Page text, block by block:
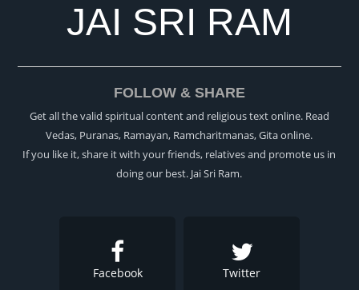
JAI SRI RAM
FOLLOW & SHARE
Get all the valid spiritual content and religious text online. Read
Vedas, Puranas, Ramayan, Ramcharitmanas, Gita online.
If you like it, share it with your friends, relatives and promote us in
doing our best. Jai Sri Ram.
Facebook Twitter